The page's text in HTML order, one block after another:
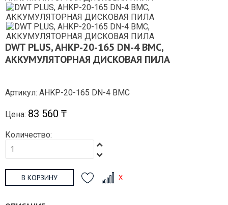
DWT PLUS, AHKP-20-165 DN-4 BMC,
АККУМУЛЯТОРНАЯ ДИСКОВАЯ ПИЛА
Артикул: AHKP-20-165 DN-4 BMC
Цена: 83 560 ₸
Количество:
В КОРЗИНУ